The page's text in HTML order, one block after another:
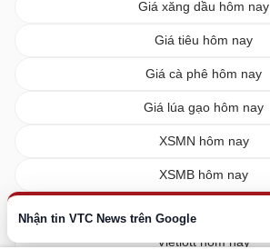
Nhận tin VTC News trên Google
Giá xăng dầu hôm nay
Giá tiêu hôm nay
Giá cà phê hôm nay
Giá lúa gạo hôm nay
XSMN hôm nay
XSMB hôm nay
Vietlott hôm nay